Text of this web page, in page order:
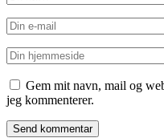
Gem mit navn, mail og
jeg kommenterer.